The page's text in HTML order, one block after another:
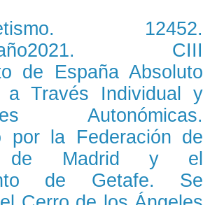
12452.
CIII
de España Absoluto
a Través Individual y
Autonómicas.
por la Federación de
de Madrid y el
de Getafe. Se